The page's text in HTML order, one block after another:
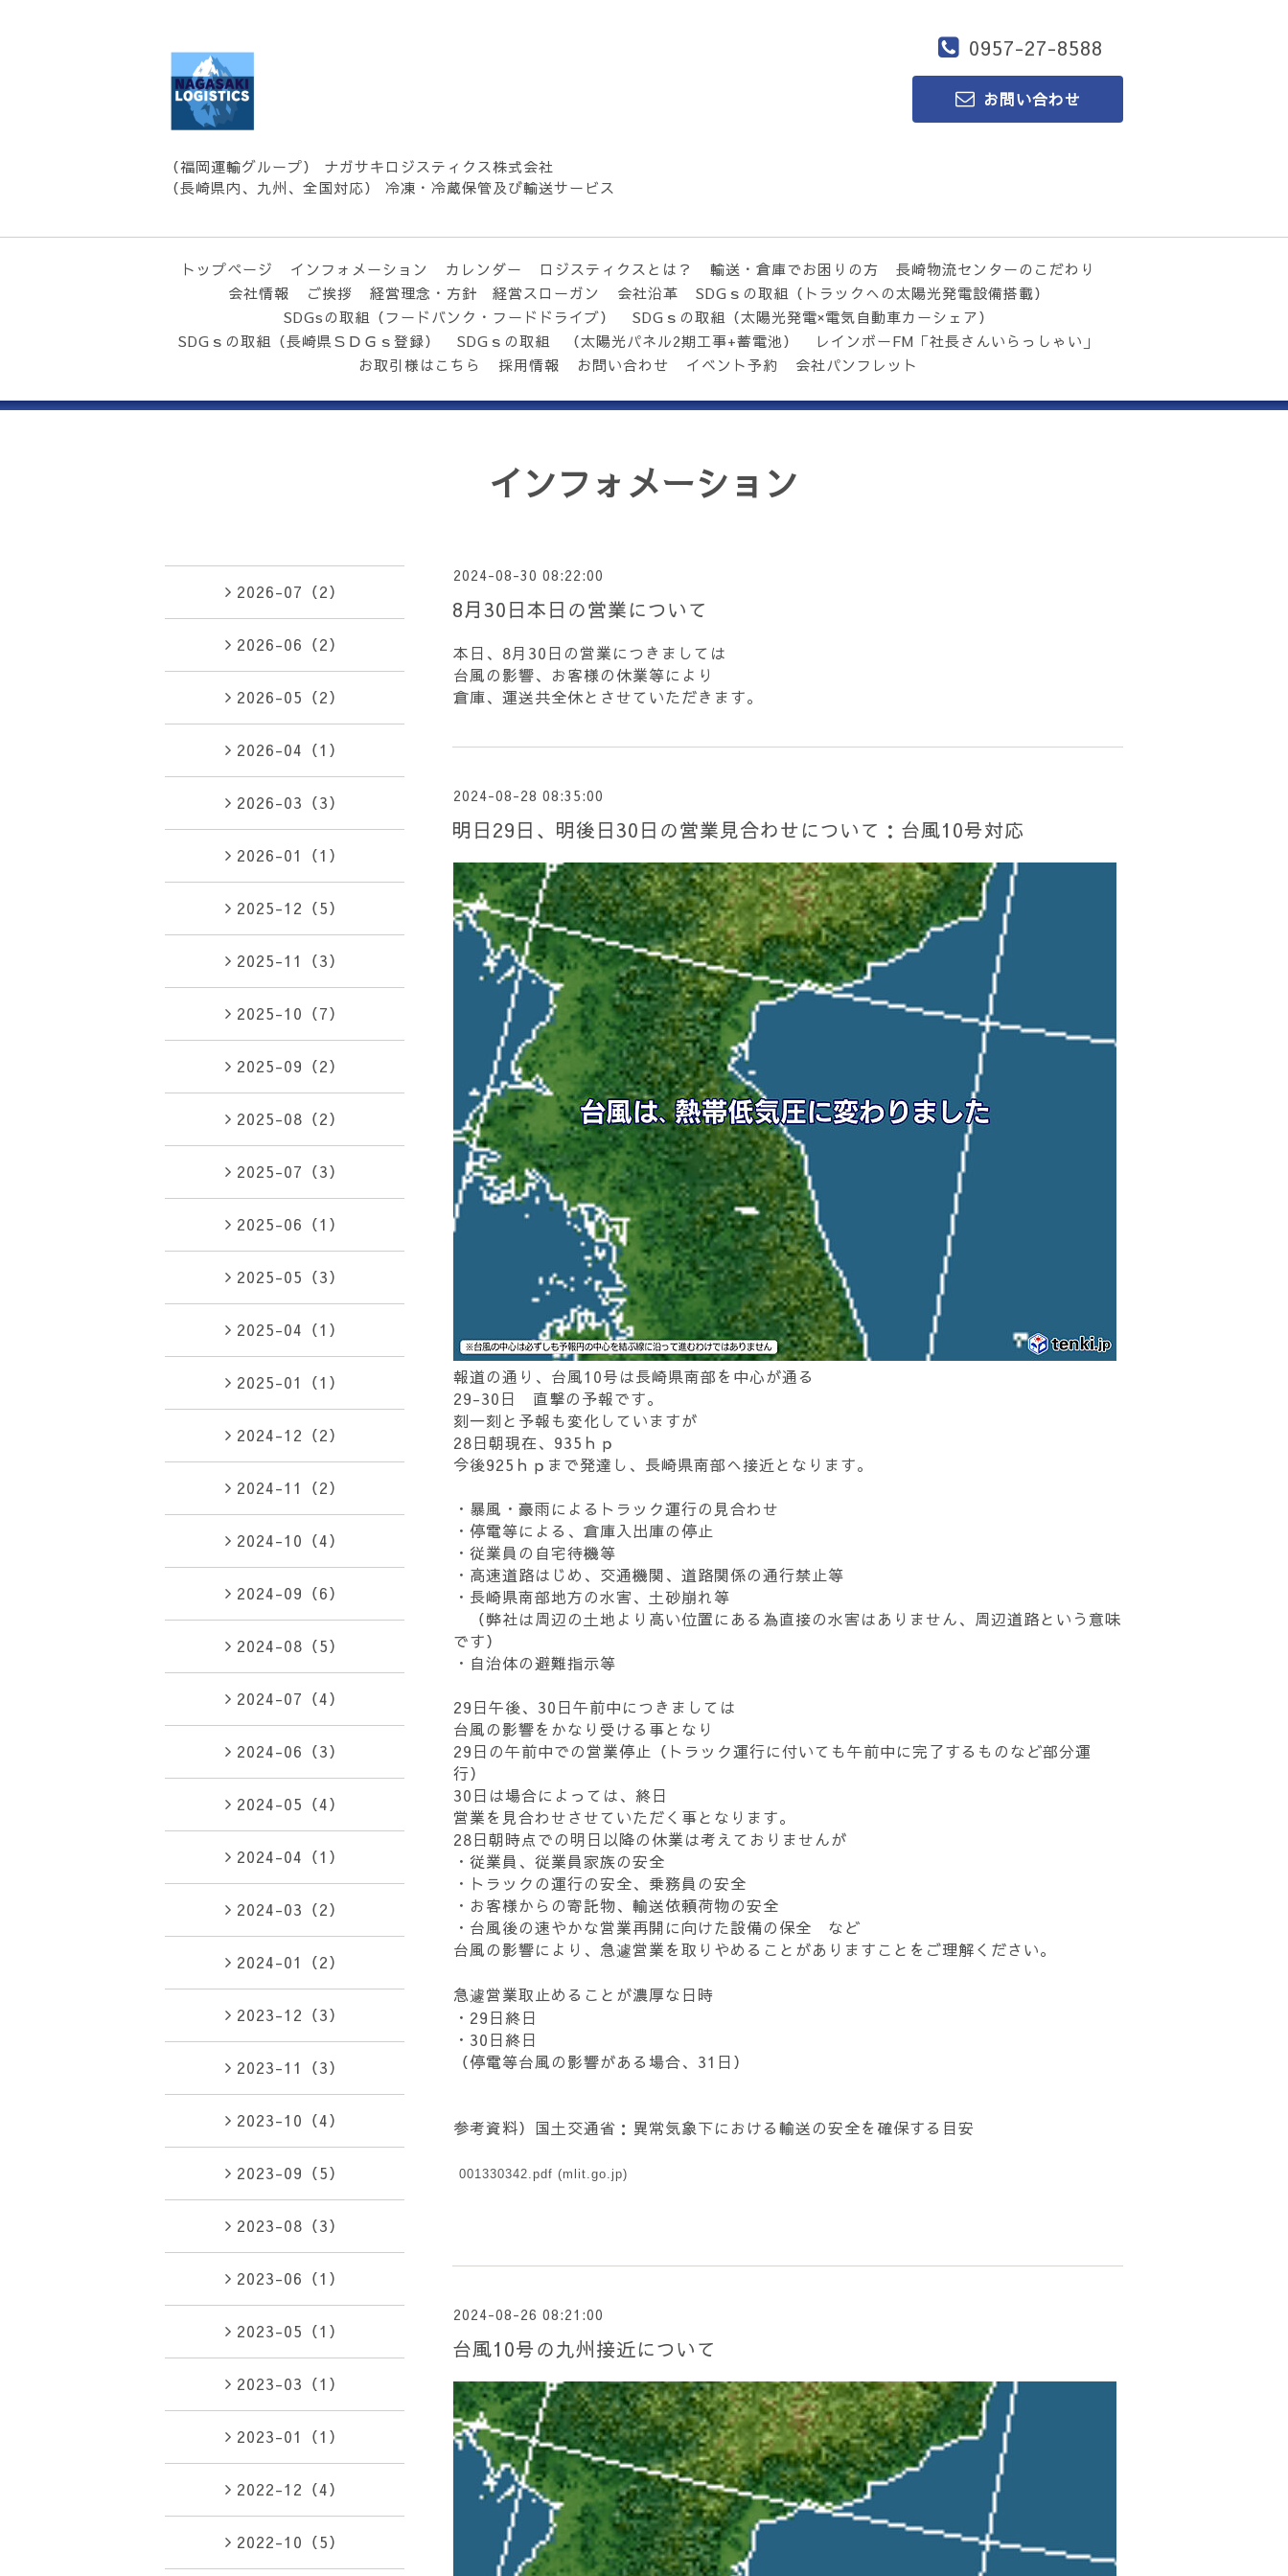
0957-27-8588
お問い合わせ
（福岡運輸グループ） ナガサキロジスティクス株式会社
（長崎県内、九州、全国対応） 冷凍・冷蔵保管及び輸送サービス
トップページ インフォメーション カレンダー ロジスティクスとは？ 輸送・倉庫でお困りの方
長崎物流センターのこだわり
会社情報
ご挨拶 経営理念・方針 経営スローガン 会社沿革
SDGｓの取組（トラックへの太陽光発電設備搭載）
SDGsの取組（フードバンク・フードドライブ）
SDGｓの取組（太陽光発電×電気自動車カーシェア）
SDGｓの取組（長崎県ＳＤＧｓ登録）
SDGｓの取組 （太陽光パネル2期工事+蓄電池）
レインボーFM「社長さんいらっしゃい」
お取引様はこちら
採用情報 お問い合わせ イベント予約 会社パンフレット
インフォメーション
2024-08-30 08:22:00
8月30日本日の営業について
本日、8月30日の営業につきましては
台風の影響、お客様の休業等により
倉庫、運送共全休とさせていただきます。
2024-08-28 08:35:00
明日29日、明後日30日の営業見合わせについて：台風10号対応
報道の通り、台風10号は長崎県南部を中心が通る
29-30日 直撃の予報です。
刻一刻と予報も変化していますが
28日朝現在、935ｈｐ
今後925ｈｐまで発達し、長崎県南部へ接近となります。
・暴風・豪雨によるトラック運行の見合わせ
・停電等による、倉庫入出庫の停止
・従業員の自宅待機等
・高速道路はじめ、交通機関、道路関係の通行禁止等
・長崎県南部地方の水害、土砂崩れ等
（弊社は周辺の土地より高い位置にある為直接の水害はありません、周辺道路という意味
です）
・自治体の避難指示等
29日午後、30日午前中につきましては
台風の影響をかなり受ける事となり
29日の午前中での営業停止（トラック運行に付いても午前中に完了するものなど部分運
行）
30日は場合によっては、終日
営業を見合わせさせていただく事となります。
28日朝時点での明日以降の休業は考えておりませんが
・従業員、従業員家族の安全
・トラックの運行の安全、乗務員の安全
・お客様からの寄託物、輸送依頼荷物の安全
・台風後の速やかな営業再開に向けた設備の保全 など
台風の影響により、急遽営業を取りやめることがありますことをご理解ください。
急遽営業取止めることが濃厚な日時
・29日終日
・30日終日
（停電等台風の影響がある場合、31日）
参考資料）国土交通省：異常気象下における輸送の安全を確保する目安
001330342.pdf (mlit.go.jp)
2024-08-26 08:21:00
台風10号の九州接近について
2026-07（2）
2026-06（2）
2026-05（2）
2026-04（1）
2026-03（3）
2026-01（1）
2025-12（5）
2025-11（3）
2025-10（7）
2025-09（2）
2025-08（2）
2025-07（3）
2025-06（1）
2025-05（3）
2025-04（1）
2025-01（1）
2024-12（2）
2024-11（2）
2024-10（4）
2024-09（6）
2024-08（5）
2024-07（4）
2024-06（3）
2024-05（4）
2024-04（1）
2024-03（2）
2024-01（2）
2023-12（3）
2023-11（3）
2023-10（4）
2023-09（5）
2023-08（3）
2023-06（1）
2023-05（1）
2023-03（1）
2023-01（1）
2022-12（4）
2022-10（5）